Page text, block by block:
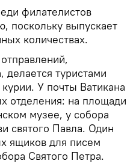
филателистов
поскольку выпускает
количествах.
туристами
У почты Ватикана
отделения: на площади
музее, у собора
святого Павла. Один
ящиков для писем
Святого Петра.